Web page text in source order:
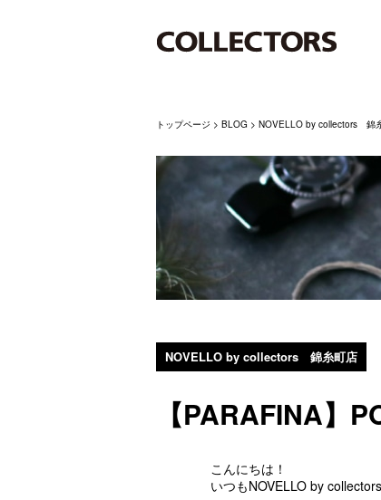
トップページ > BLOG > NOVELLO by collectors 錦
NOVELLO by collectors 錦糸町店
【PARAFINA】
こんにちは！
いつもNOVELLO by